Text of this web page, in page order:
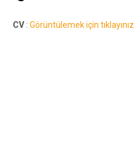
CV : Görüntülemek için tıklayınız.